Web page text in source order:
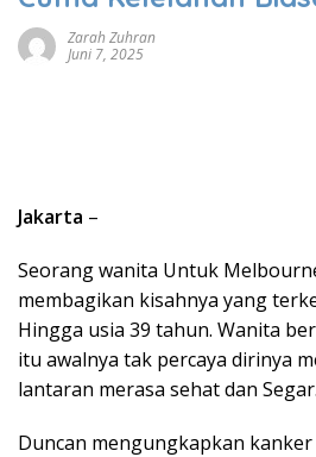
Zarah Zuhran
Juni 7, 2025
Jakarta –
Seorang wanita Untuk
membagikan kisahnya yang
Hingga usia 39 tahun. Wanita
itu awalnya tak percaya dirinya
lantaran merasa sehat dan Segar.
Duncan mengungkapkan